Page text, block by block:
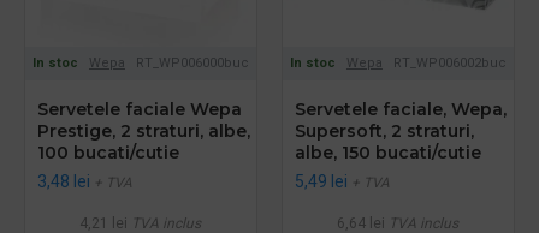
In stoc Wepa RT_WP006000buc
Servetele faciale Wepa
Prestige, 2 straturi, albe,
100 bucati/cutie
3,48 lei + TVA
4,21 lei TVA inclus
In stoc Wepa RT_WP006002buc
Servetele faciale, Wepa,
Supersoft, 2 straturi,
albe, 150 bucati/cutie
5,49 lei + TVA
6,64 lei TVA inclus